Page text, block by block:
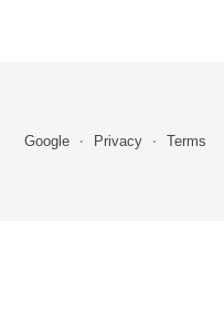
Google Privacy Terms